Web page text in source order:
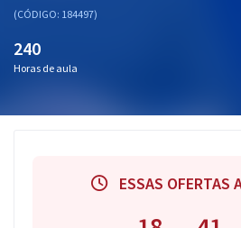
Questões grátis
Conteúdo gratuito
Aprovados
(CÓDIGO: 184497)
240
Horas de aula
ESSAS OFERTAS